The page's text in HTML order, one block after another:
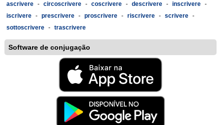
ascrivere - circoscrivere - coscrivere - descrivere - inscrivere -
iscrivere - prescrivere - proscrivere - riscrivere - scrivere -
sottoscrivere - trascrivere
Software de conjugação